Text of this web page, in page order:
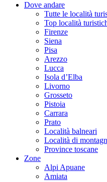
Dove andare
Tutte le località
Top località
Firenze
Siena
Pisa
Arezzo
Lucca
Isola d’Elba
Livorno
Grosseto
Pistoia
Carrara
Prato
Località balneari
Località di
Province toscane
Zone
Alpi Apuane
Amiata